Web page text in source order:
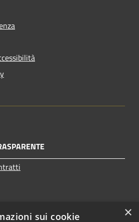
×
sui cookie